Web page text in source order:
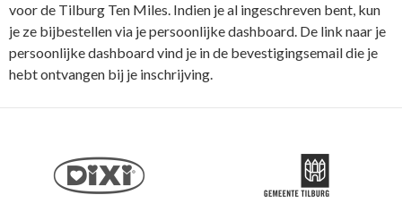
voor de Tilburg Ten Miles. Indien je al ingeschreven bent, kun
je ze bijbestellen via je persoonlijke dashboard. De link naar je
persoonlijke dashboard vind je in de bevestigingsemail die je
hebt ontvangen bij je inschrijving.